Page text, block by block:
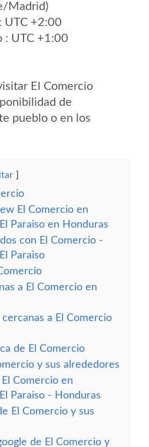
Madrid)
UTC +2:00
: UTC +1:00
El Comercio
de
pueblo o en los
El Comercio en
Paraiso en Honduras
con El Comercio -
Paraiso
a El Comercio en
a El Comercio
de El Comercio
y sus alrededores
Comercio en
Paraiso - Honduras
El Comercio y sus
de El Comercio y